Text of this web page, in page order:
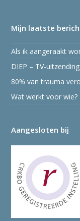
Mijn laatste
Als ik aangeraakt
DIEP – TV-
80% van trauma
Wat werkt voor wie?
Aangesloten bij